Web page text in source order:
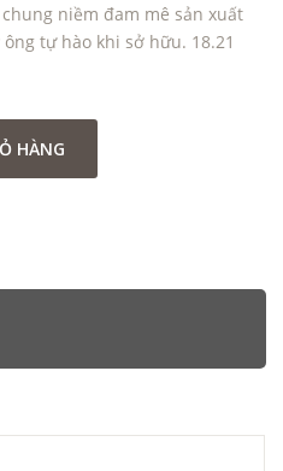
niềm đam mê sản xuất
tự hào khi sở hữu. 18.21
HÀNG